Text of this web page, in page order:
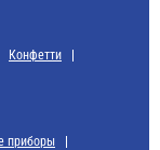
Конфетти
приборы